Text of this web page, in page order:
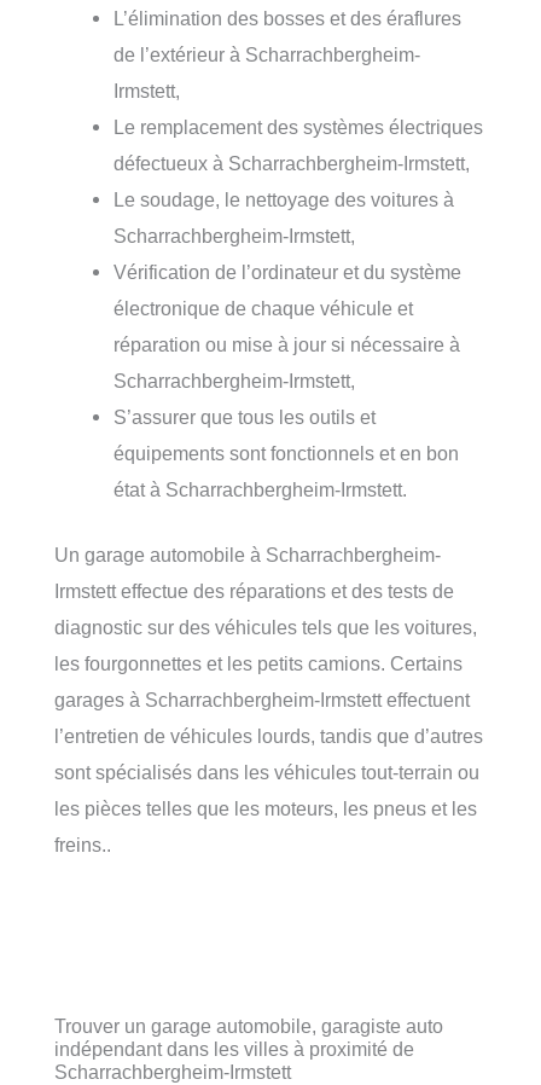
L’élimination des bosses et des éraflures
de l’extérieur à Scharrachbergheim-
Irmstett,
Le remplacement des systèmes électriques
défectueux à Scharrachbergheim-Irmstett,
Le soudage, le nettoyage des voitures à
Scharrachbergheim-Irmstett,
Vérification de l’ordinateur et du système
électronique de chaque véhicule et
réparation ou mise à jour si nécessaire à
Scharrachbergheim-Irmstett,
S’assurer que tous les outils et
équipements sont fonctionnels et en bon
état à Scharrachbergheim-Irmstett.
Un garage automobile à Scharrachbergheim-
Irmstett effectue des réparations et des tests de
diagnostic sur des véhicules tels que les voitures,
les fourgonnettes et les petits camions. Certains
garages à Scharrachbergheim-Irmstett effectuent
l’entretien de véhicules lourds, tandis que d’autres
sont spécialisés dans les véhicules tout-terrain ou
les pièces telles que les moteurs, les pneus et les
freins..
Trouver un garage automobile, garagiste auto
indépendant dans les villes à proximité de
Scharrachbergheim-Irmstett